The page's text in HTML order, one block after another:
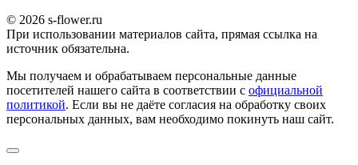
© 2026 s-flower.ru
При использовании материалов сайта, прямая ссылка на
источник обязательна.
Мы получаем и обрабатываем персональные данные
посетителей нашего сайта в соответствии с официальной
политикой. Если вы не даёте согласия на обработку своих
персональных данных, вам необходимо покинуть наш сайт.